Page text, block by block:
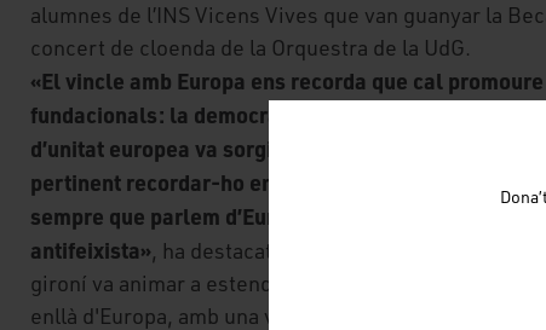
alumnes de l’INS Vicens Vives que van guanyar la
concert de cloenda de la Orquestra de la UdG.
«El vincle amb Europa ens recorda que cal
fundacionals: la democràcia, la llibertat i la cultura
d’unitat europea va sorgir arran de la derrota del
pertinent recordar-ho en un món que apunta en
sempre que parlem d’Europa hem de recordar
antifeixista», ha destacat l’alcalde de Girona, Lluc
gironí va animar a estendre el valors d'Europa al Sud
enllà d'Europa, amb una visió més àmplia i enfocada